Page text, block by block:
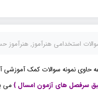
استخدامی هنرآموز, هنرآموز
حاوی نمونه سوالات کمک
سرفصل های آزمون امسال }می